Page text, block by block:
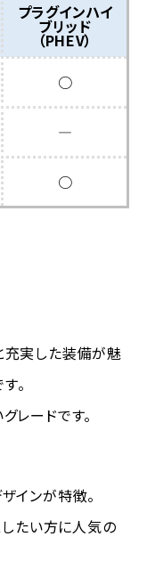
プラグインハイ
ブリッド
（PHEV）
○
―
○
充実した装備が魅
。
レードです。
インが特徴。
たい方に人気の